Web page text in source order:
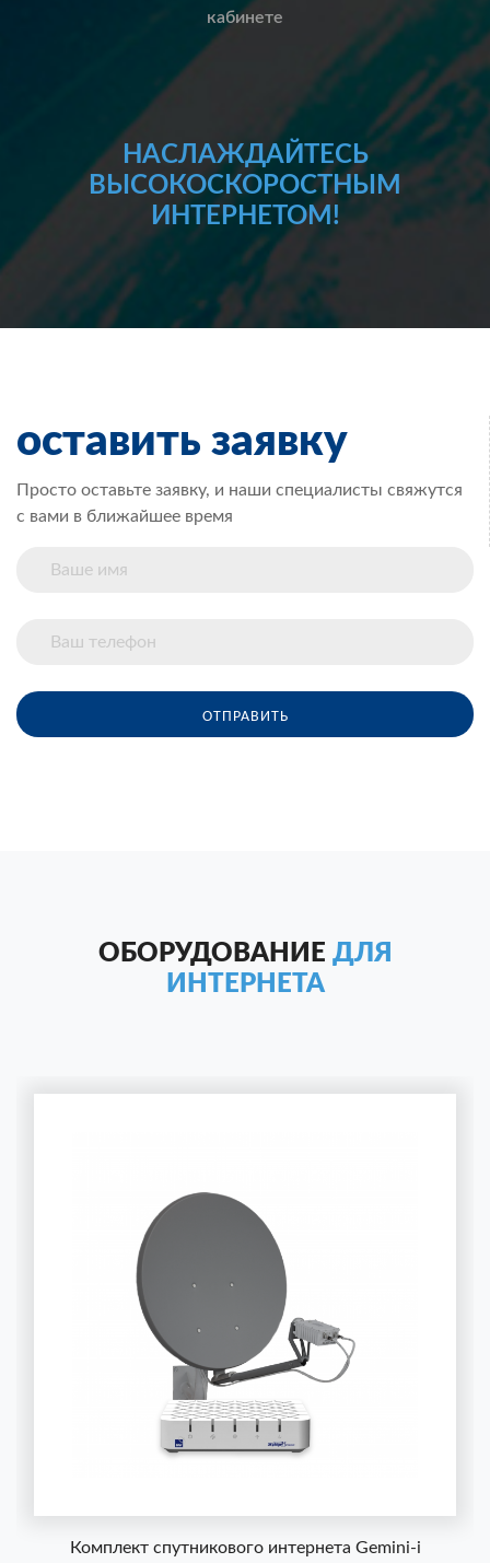
кабинете
НАСЛАЖДАЙТЕСЬ
ВЫСОКОСКОРОСТНЫМ
ИНТЕРНЕТОМ!
оставить заявку
Просто оставьте заявку, и наши специалисты свяжутся
с вами в ближайшее время
ОТПРАВИТЬ
ОБОРУДОВАНИЕ ДЛЯ
ИНТЕРНЕТА
Комплект спутникового интернета Gemini-i